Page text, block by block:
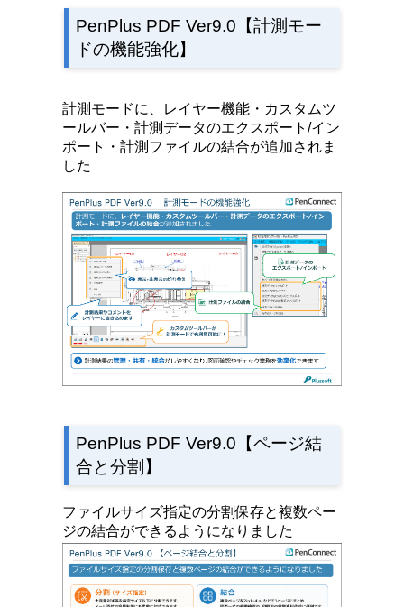
PenPlus PDF Ver9.0【計測モー
ドの機能強化】
計測モードに、レイヤー機能・カスタムツ
ールバー・計測データのエクスポート/イン
ポート・計測ファイルの結合が追加されま
した
PenPlus PDF Ver9.0【ページ結
合と分割】
ファイルサイズ指定の分割保存と複数ペー
ジの結合ができるようになりました